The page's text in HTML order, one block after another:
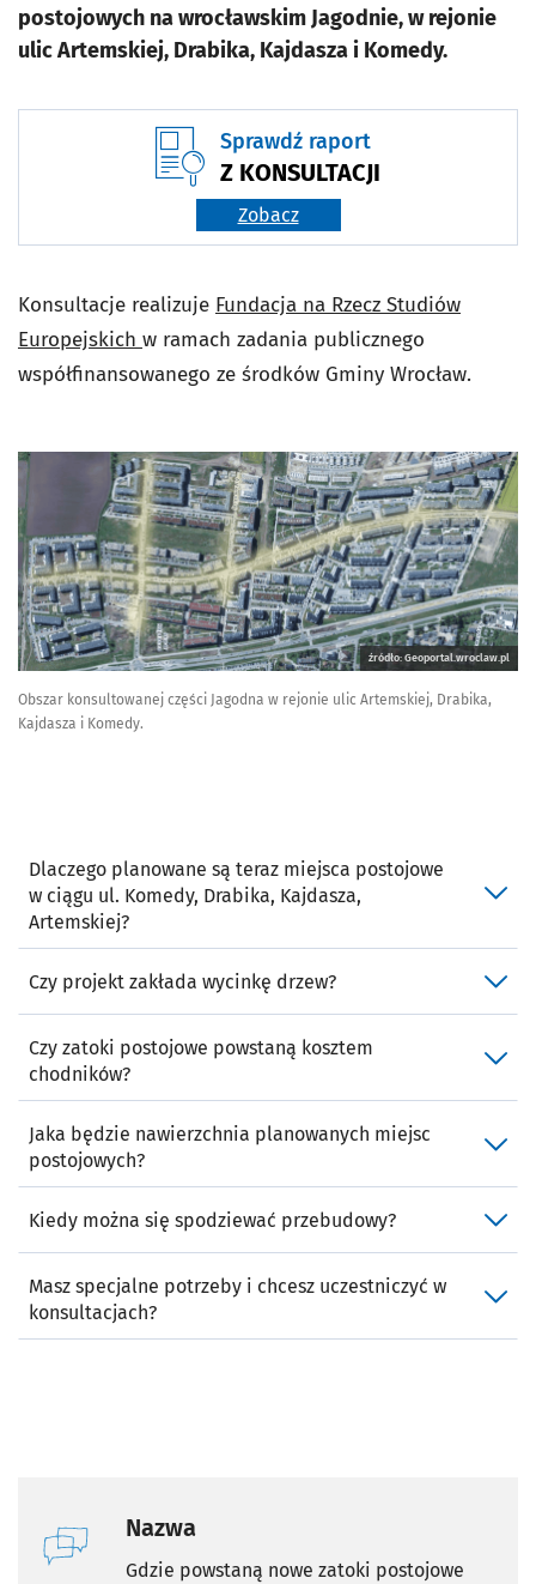
postojowych na wrocławskim Jagodnie, w rejonie
ulic Artemskiej, Drabika, Kajdasza i Komedy.
Sprawdź raport
Z KONSULTACJI
Zobacz
Konsultacje realizuje Fundacja na Rzecz Studiów
Europejskich w ramach zadania publicznego
współfinansowanego ze środków Gminy Wrocław.
źródło: Geoportal.wroclaw.pl
Obszar konsultowanej części Jagodna w rejonie ulic Artemskiej, Drabika,
Kajdasza i Komedy.
Dlaczego planowane są teraz miejsca postojowe
w ciągu ul. Komedy, Drabika, Kajdasza,
Artemskiej?
Czy projekt zakłada wycinkę drzew?
Czy zatoki postojowe powstaną kosztem
chodników?
Jaka będzie nawierzchnia planowanych miejsc
postojowych?
Kiedy można się spodziewać przebudowy?
Masz specjalne potrzeby i chcesz uczestniczyć w
konsultacjach?
Nazwa
Gdzie powstaną nowe zatoki postojowe